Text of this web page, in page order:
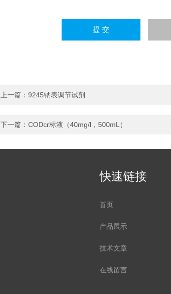
上一篇： 9245钠表调节试剂
下一篇： CODcr标液（40mg/l，500mL）
快速链接
首页
产品展示
技术文章
在线留言